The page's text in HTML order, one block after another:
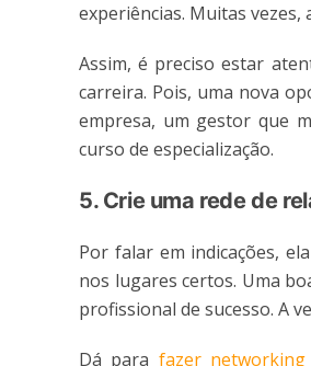
experiências. Muitas vezes,
Assim, é preciso estar
carreira. Pois, uma nova
empresa, um gestor que
curso de especialização.
5. Crie uma rede de
Por falar em indicações,
nos lugares certos. Uma
profissional de sucesso. A
Dá para fazer networking